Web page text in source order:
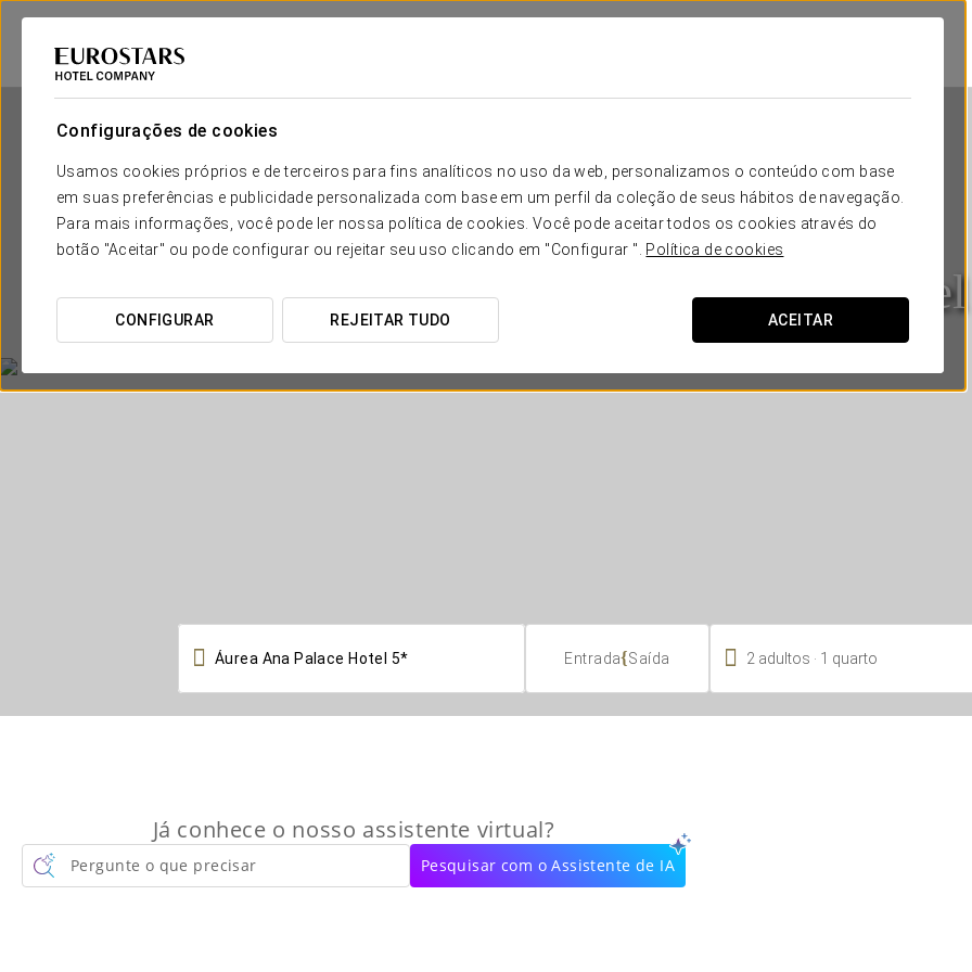
Configurações de cookies
Usamos cookies próprios e de terceiros para fins analíticos no uso da web, personalizamos o conteúdo com base
em suas preferências e publicidade personalizada com base em um perfil da coleção de seus hábitos de navegação.
Para mais informações, você pode ler nossa política de cookies. Você pode aceitar todos os cookies através do
botão "Aceitar" ou pode configurar ou rejeitar seu uso clicando em "Configurar ". Política de cookies
CONFIGURAR REJEITAR TUDO ACEITAR
Áurea Ana Palace Hotel
BUDAPESTE
 Entrada{Saída  2 adultos 1 quarto
Já conhece o nosso assistente virtual?
Pergunte o que precisar Pesquisar com o Assistente de IA